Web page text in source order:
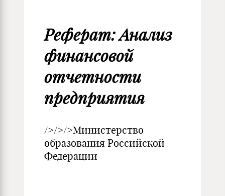
Реферат: Анализ
финансовой
отчетности
предприятия
/>/>/>Министерство
образования Российской
Федерации